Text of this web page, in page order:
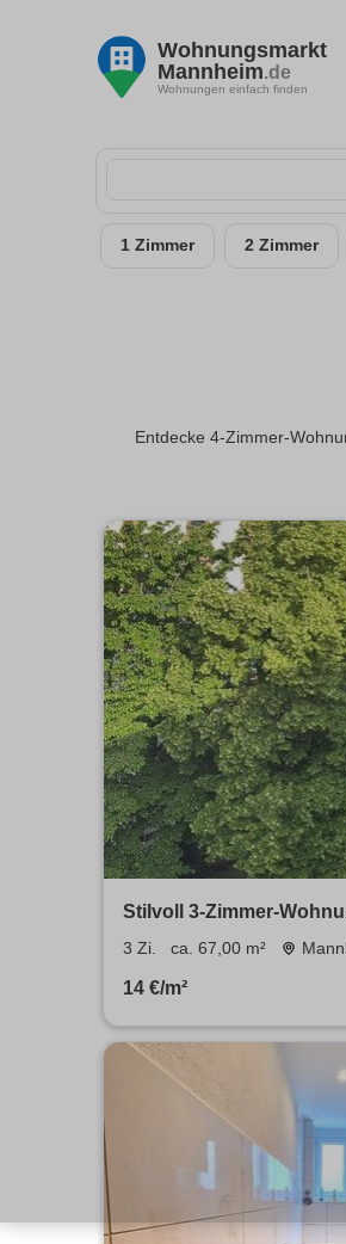
Wohnungsmarkt
Mannheim.de
Wohnungen einfach finden
1 Zimmer 2 Zimmer
Entdecke 4-Zimmer-
Stilvoll 3-Zimmer-
Schwetzingervorstadt
3 Zi. ca. 67,00 m²
14 €/m²